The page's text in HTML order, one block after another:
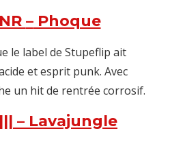
–Phoque
le label de Stupeflip ait
et esprit punk. Avec
un hit de rentrée corrosif.
– Lavajungle